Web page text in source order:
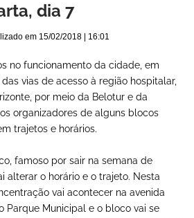
dia 7
em 15/02/2018 | 16:01
no funcionamento da cidade, em
vias de acesso à região hospitalar,
por meio da Belotur e da
organizadores de alguns blocos
trajetos e horários.
famoso por sair na semana de
alterar o horário e o trajeto. Nesta
vai acontecer na avenida
Parque Municipal e o bloco vai se